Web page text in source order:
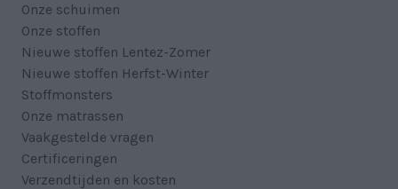
Onze schuimen
Onze stoffen
Nieuwe stoffen Lentez-Zomer
Nieuwe stoffen Herfst-Winter
Stoffmonsters
Onze matrassen
Vaakgestelde vragen
Certificeringen
Verzendtijden en kosten